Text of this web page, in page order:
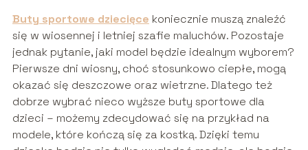
Buty sportowe dziecięce koniecznie muszą znaleźć
się w wiosennej i letniej szafie maluchów. Pozostaje
jednak pytanie, jaki model będzie idealnym wyborem?
Pierwsze dni wiosny, choć stosunkowo ciepłe, mogą
okazać się deszczowe oraz wietrzne. Dlatego też
dobrze wybrać nieco wyższe buty sportowe dla
dzieci – możemy zdecydować się na przykład na
modele, które kończą się za kostką. Dzięki temu